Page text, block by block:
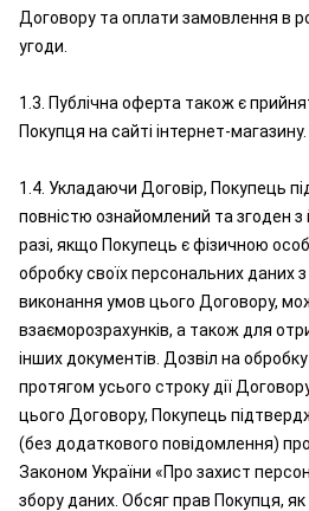
Договору та оплати замовлення в
угоди.
1.3. Публічна оферта також є
Покупця на сайті інтернет-магазину.
1.4. Укладаючи Договір, Покупець
повністю ознайомлений та згоден
разі, якщо Покупець є фізичною
обробку своїх персональних даних
виконання умов цього Договору,
взаєморозрахунків, а також для
інших документів. Дозвіл на
протягом усього строку дії
цього Договору, Покупець
(без додаткового повідомлення)
Законом України «Про захист
збору даних. Обсяг прав Покупця,